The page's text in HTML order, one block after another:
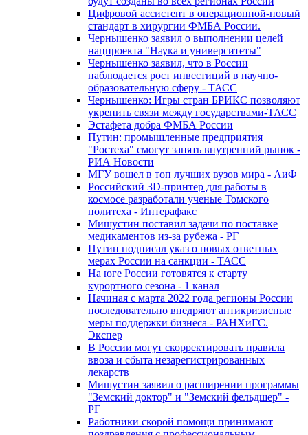
Цифровой ассистент в операционной-новый
стандарт в хирургии ФМБА России.
Чернышенко заявил о выполнении целей
нацпроекта "Наука и университеты"
Чернышенко заявил, что в России
наблюдается рост инвестиций в научно-
образовательную сферу - ТАСС
Чернышенко: Игры стран БРИКС позволяют
укрепить связи между государствами-ТАСС
Эстафета добра ФМБА России
Путин: промышленные предприятия
"Ростеха" смогут занять внутренний рынок -
РИА Новости
МГУ вошел в топ лучших вузов мира - АиФ
Российский 3D-принтер для работы в
космосе разработали ученые Томского
политеха - Интерафакс
Мишустин поставил задачи по поставке
медикаментов из-за рубежа - РГ
Путин подписал указ о новых ответных
мерах России на санкции - ТАСС
На юге России готовятся к старту
курортного сезона - 1 канал
Начиная с марта 2022 года регионы России
последовательно внедряют антикризисные
меры поддержки бизнеса - РАНХиГС.
Экспер
В России могут скорректировать правила
ввоза и сбыта незарегистрированных
лекарств
Мишустин заявил о расширении программы
"Земский доктор" и "Земский фельдшер" -
РГ
Работники скорой помощи принимают